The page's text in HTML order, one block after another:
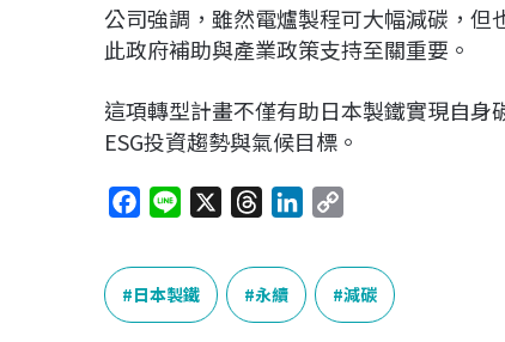
公司強調，雖然電爐製程可大幅減碳，
此政府補助與產業政策支持至關重要。
這項轉型計畫不僅有助日本製鐵實現自
ESG投資趨勢與氣候目標。
c
e
b
n
e
r
e
a
k
p
y
L
日本製鐵 永續 減碳